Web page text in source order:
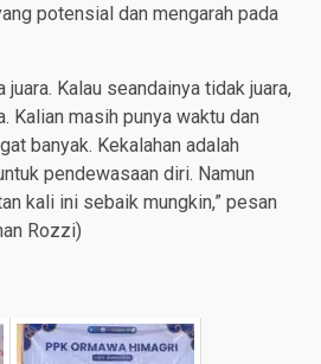
potensial dan mengarah pada
juara. Kalau seandainya tidak juara,
Kalian masih punya waktu dan
banyak. Kekalahan adalah
pendewasaan diri. Namun
kali ini sebaik mungkin,” pesan
Rozzi)